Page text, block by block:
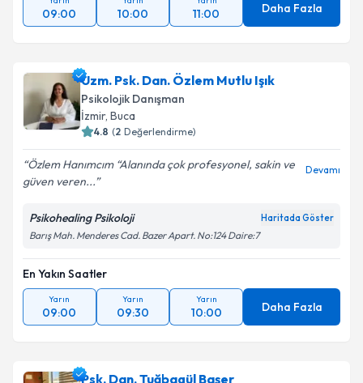
09:00 10:00 11:00 Daha Fazla
Uzm. Psk. Dan. Özlem Mutlu Işık
Psikolojik Danışman
İzmir, Buca
4.8 (2 Değerlendirme)
Özlem Hanımcım “Alanında çok profesyonel, sakin ve
güven veren...
Devamı
Psikohealing Psikoloji Haritada Göster
Barış Mah. Menderes Cad. Bazer Apart. No:124 Daire:7
En Yakın Saatler
Yarın
09:00
Yarın
09:30
Yarın
10:00 Daha Fazla
Psk. Dan. Tuğbagül Başer